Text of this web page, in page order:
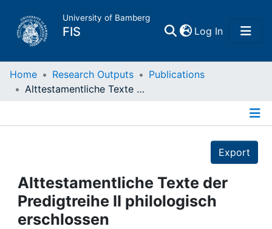
University of Bamberg
FIS Log In(current)
Home
Projects
People
Home Research Outputs
Publications
Alttestamentliche Texte der Predigtreihe II philologisch erschlossen
Export
Alttestamentliche Texte der
Predigtreihe II philologisch
erschlossen